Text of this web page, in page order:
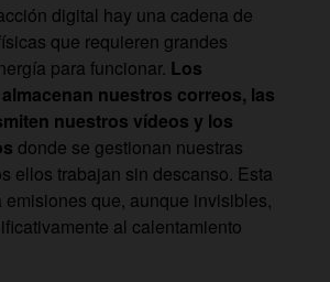
digital hay una cadena de
que requieren grandes
para funcionar. Los
nuestros correos, las
nuestros vídeos y los
donde se gestionan nuestras
ellos trabajan sin descanso. Esta
emisiones que, aunque invisibles,
al calentamiento